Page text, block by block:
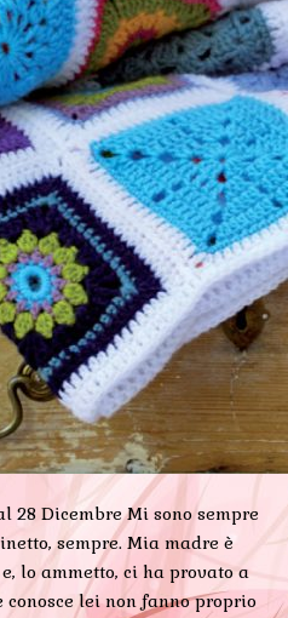
28 Dicembre Mi sono sempre
sempre. Mia madre è
lo ammetto, ci ha provato a
lei non fanno proprio